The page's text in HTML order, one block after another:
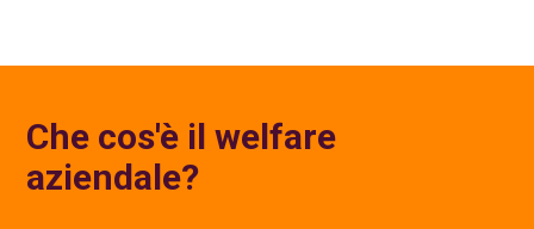
Che cos'è il welfare
aziendale?